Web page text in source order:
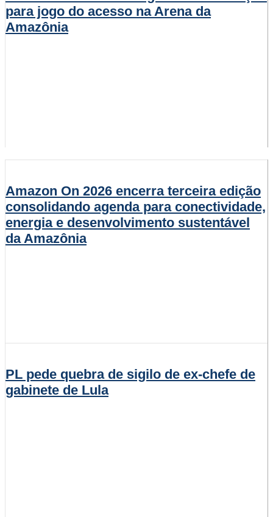
para jogo do acesso na Arena da
Amazônia
Amazon On 2026 encerra terceira edição
consolidando agenda para conectividade,
energia e desenvolvimento sustentável
da Amazônia
PL pede quebra de sigilo de ex-chefe de
gabinete de Lula